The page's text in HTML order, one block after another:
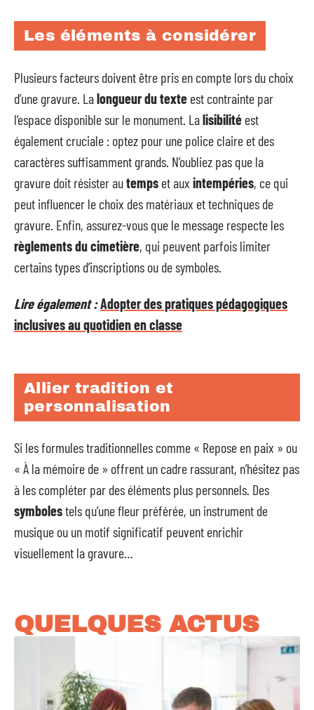
Les éléments à considérer
Plusieurs facteurs doivent être pris en compte lors du choix
d’une gravure. Lalongueur du texte est contrainte par
l’espace disponible sur le monument. Lalisibilité est
également cruciale : optez pour une police claire et des
caractères suffisamment grands. N’oubliez pas que la
gravure doit résister autemps et aux intempéries, ce qui
peut influencer le choix des matériaux et techniques de
gravure. Enfin, assurez-vous que le message respecte les
règlements du cimetière, qui peuvent parfois limiter
certains types d’inscriptions ou de symboles.
Lire également :Adopter des pratiques pédagogiques
inclusives au quotidien en classe
Allier tradition et
personnalisation
Si les formules traditionnelles comme « Repose en paix » ou
« À la mémoire de » offrent un cadre rassurant, n’hésitez pas
à les compléter par des éléments plus personnels. Des
symbolestels qu’une fleur préférée, un instrument de
musique ou un motif significatif peuvent enrichir
visuellement la gravure…
QUELQUES ACTUS